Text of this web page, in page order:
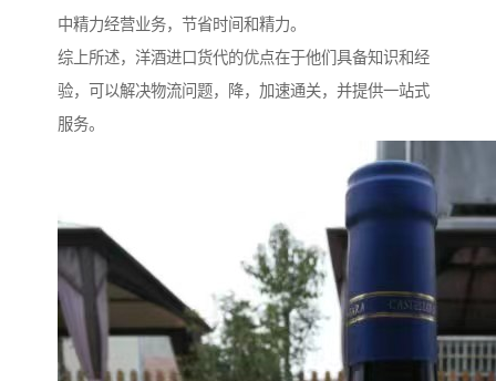
中精力经营业务，节省时间和精力。
综上所述，洋酒进口货代的优点在于他们具备知识和经
验，可以解决物流问题，降，加速通关，并提供一站式
服务。